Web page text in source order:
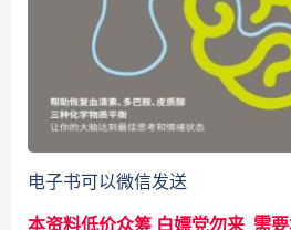
电子书可以微信发送
本资料低价众筹 白嫖党勿来 需